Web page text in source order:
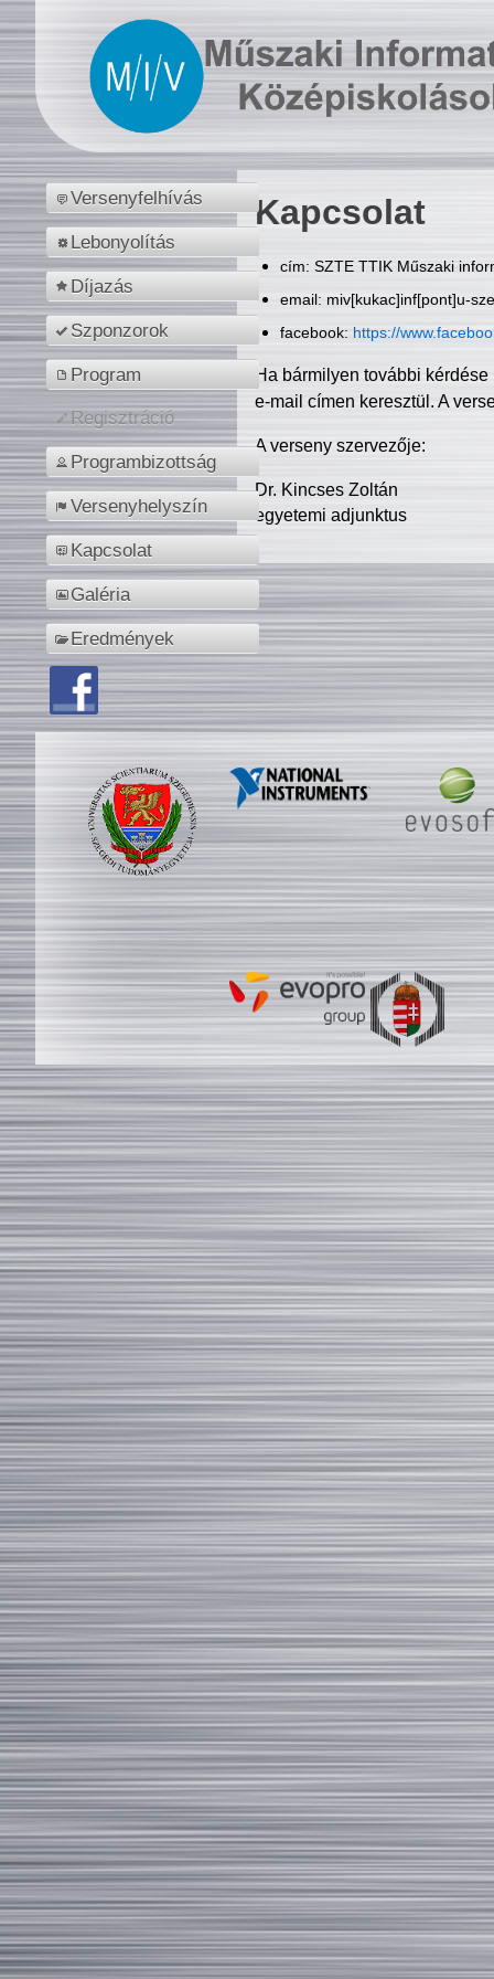
Versenyfelhívás
Lebonyolítás
Díjazás
Szponzorok
Program
Regisztráció
Programbizottság
Versenyhelyszín
Kapcsolat
Galéria
Eredmények
Kapcsolat
cím: SZTE TTIK Műszaki
email: miv[kukac]inf[pont]u-
facebook: https://
Ha bármilyen további
e-mail címen keresztül. A
A verseny szervezője:
Dr. Kincses Zoltán
egyetemi adjunktus